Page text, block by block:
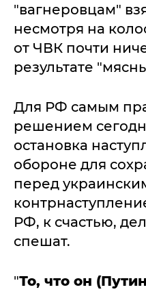
"вагнеровцам"
несмотря на
от ЧВК почти
результате
Для РФ самым
решением
остановка
обороне для
перед
РФ, к счастью,
спешат.
"То, что он